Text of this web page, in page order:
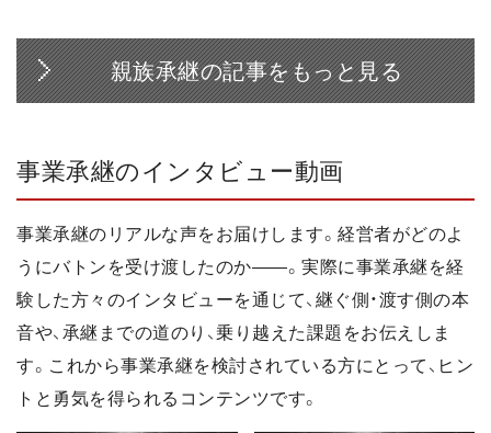
親族承継の記事をもっと見る
事業承継のインタビュー動画
事業承継のリアルな声をお届けします。経営者がどのよ
うにバトンを受け渡したのか――。実際に事業承継を経
験した方々のインタビューを通じて、継ぐ側・渡す側の本
音や、承継までの道のり、乗り越えた課題をお伝えしま
す。これから事業承継を検討されている方にとって、ヒン
トと勇気を得られるコンテンツです。